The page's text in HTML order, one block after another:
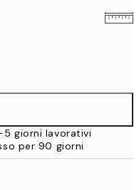
32,45 €
5 giorni lavorativi
per 90 giorni